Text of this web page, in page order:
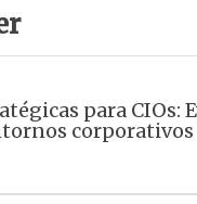
para CIOs:
corporativos